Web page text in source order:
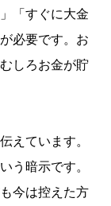
「すぐに大金
必要です。お
しろお金が貯
えています。
う暗示です。
今は控えた方